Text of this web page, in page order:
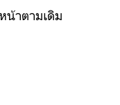
น้าตามเดิม